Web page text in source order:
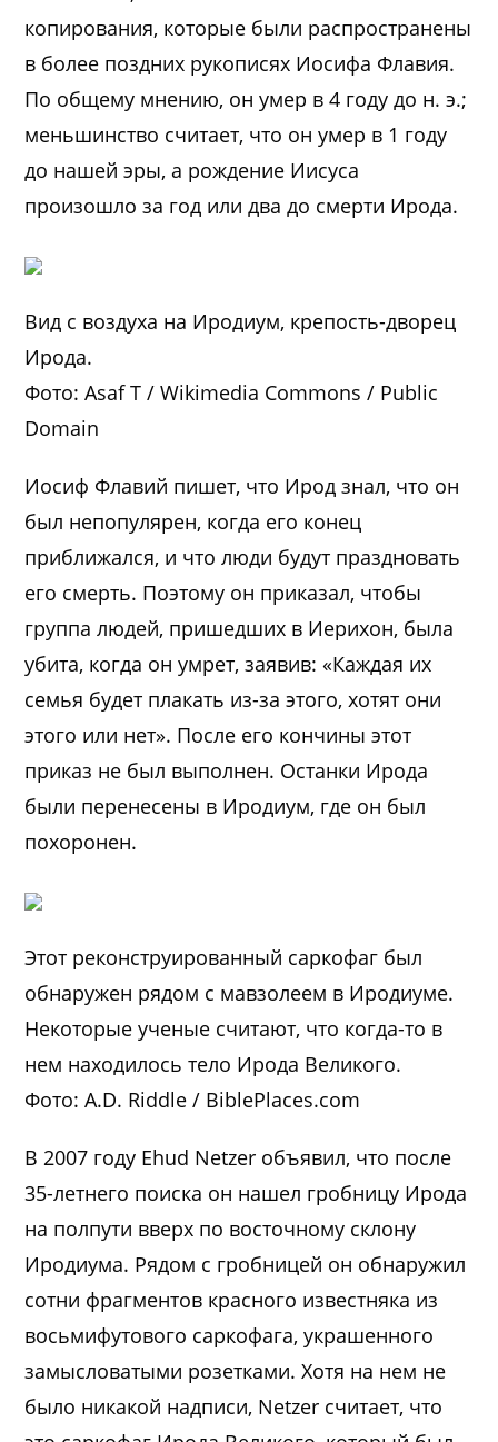
копирования, которые были распространены
в более поздних рукописях Иосифа Флавия.
По общему мнению, он умер в 4 году до н. э.;
меньшинство считает, что он умер в 1 году
до нашей эры, а рождение Иисуса
произошло за год или два до смерти Ирода.
Вид с воздуха на Иродиум, крепость-дворец
Ирода.
Фото: Asaf T / Wikimedia Commons / Public
Domain
Иосиф Флавий пишет, что Ирод знал, что он
был непопулярен, когда его конец
приближался, и что люди будут праздновать
его смерть. Поэтому он приказал, чтобы
группа людей, пришедших в Иерихон, была
убита, когда он умрет, заявив: «Каждая их
семья будет плакать из-за этого, хотят они
этого или нет». После его кончины этот
приказ не был выполнен. Останки Ирода
были перенесены в Иродиум, где он был
похоронен.
Этот реконструированный саркофаг был
обнаружен рядом с мавзолеем в Иродиуме.
Некоторые ученые считают, что когда-то в
нем находилось тело Ирода Великого.
Фото: A.D. Riddle / BiblePlaces.com
В 2007 году Ehud Netzer объявил, что после
35-летнего поиска он нашел гробницу Ирода
на полпути вверх по восточному склону
Иродиума. Рядом с гробницей он обнаружил
сотни фрагментов красного известняка из
восьмифутового саркофага, украшенного
замысловатыми розетками. Хотя на нем не
было никакой надписи, Netzer считает, что